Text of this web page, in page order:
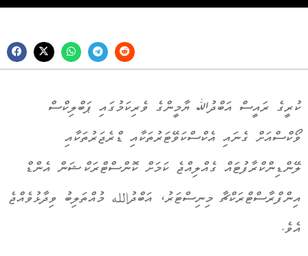
ކުރީގެ ރައީސް އަބްދުﷲ ޔާމީންގެ ވެރިކަމުގައި ޕަބްލިކްސް
ވޯކްސްއަށް ގެނައި އެކްސްކަވޭޓަރުތަކާއި ޑްރެޖަރުތަކާއި
ލޭންޑިންކްރާފުޓައް ގެއްލިއްޖެ ކަމަށް ކޮންސްޓްރަކްޝަން އެންޑް
އިންފްރާސްޓްރަކްޗާ މިނިސްޓަރު، އަބްދުالله މުއްތަލިބު ވިދާޅުވެއްޖެ
އެވެ.